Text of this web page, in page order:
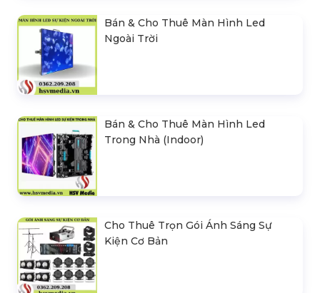
Bán & Cho Thuê Màn Hình Led
Ngoài Trời
Bán & Cho Thuê Màn Hình Led
Trong Nhà (Indoor)
Cho Thuê Trọn Gói Ánh Sáng Sự
Kiện Cơ Bản